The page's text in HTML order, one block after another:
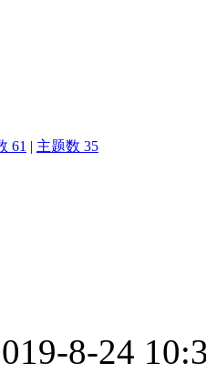
61 | 主题数 35
8-24